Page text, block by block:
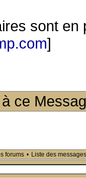
sont
]
ce
forums • Liste des messages